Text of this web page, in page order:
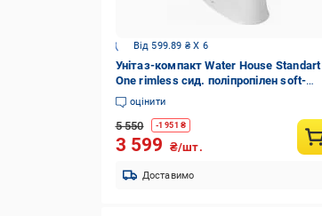
Від 599.89 ₴ X 6
Унітаз-компакт Water House Standart
One rimless сид. поліпропілен soft-
closeоцінити
5 550 -1 951 ₴
3 599 ₴/шт.
Доставимо